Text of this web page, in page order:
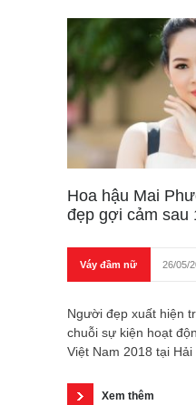
Hoa hậu Mai
đẹp gợi cảm sau
Váy đầm nữ 26/05/
Người đẹp xuất hiện
chuỗi sự kiện hoạt
Việt Nam 2018 tại Hải
Xem thêm